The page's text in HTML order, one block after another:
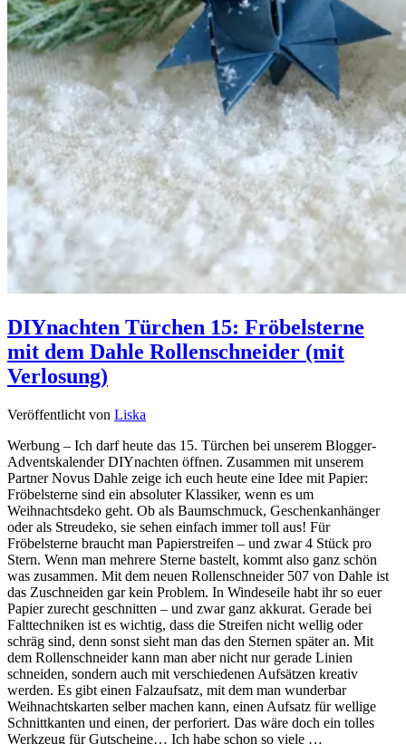
DIYnachten Türchen 15: Fröbelsterne
mit dem Dahle Rollenschneider (mit
Verlosung)
Veröffentlicht von Liska
Werbung – Ich darf heute das 15. Türchen bei unserem Blogger-
Adventskalender DIYnachten öffnen. Zusammen mit unserem
Partner Novus Dahle zeige ich euch heute eine Idee mit Papier:
Fröbelsterne sind ein absoluter Klassiker, wenn es um
Weihnachtsdeko geht. Ob als Baumschmuck, Geschenkanhänger
oder als Streudeko, sie sehen einfach immer toll aus! Für
Fröbelsterne braucht man Papierstreifen – und zwar 4 Stück pro
Stern. Wenn man mehrere Sterne bastelt, kommt also ganz schön
was zusammen. Mit dem neuen Rollenschneider 507 von Dahle ist
das Zuschneiden gar kein Problem. In Windeseile habt ihr so euer
Papier zurecht geschnitten – und zwar ganz akkurat. Gerade bei
Falttechniken ist es wichtig, dass die Streifen nicht wellig oder
schräg sind, denn sonst sieht man das den Sternen später an. Mit
dem Rollenschneider kann man aber nicht nur gerade Linien
schneiden, sondern auch mit verschiedenen Aufsätzen kreativ
werden. Es gibt einen Falzaufsatz, mit dem man wunderbar
Weihnachtskarten selber machen kann, einen Aufsatz für wellige
Schnittkanten und einen, der perforiert. Das wäre doch ein tolles
Werkzeug für Gutscheine… Ich habe schon so viele …